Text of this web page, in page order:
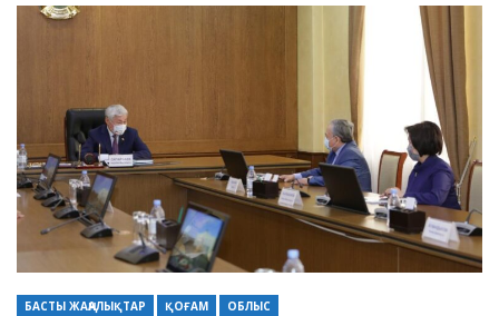
БАСТЫ ЖАҢАЛЫҚТАР ҚОҒАМ ОБЛЫС